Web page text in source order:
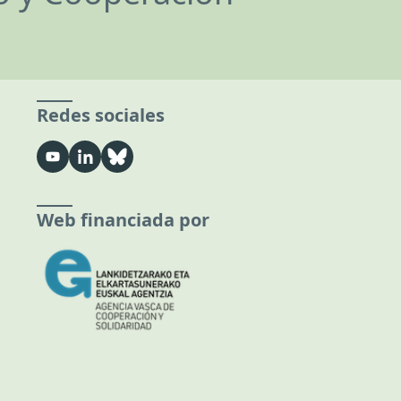
Redes sociales
Web financiada por